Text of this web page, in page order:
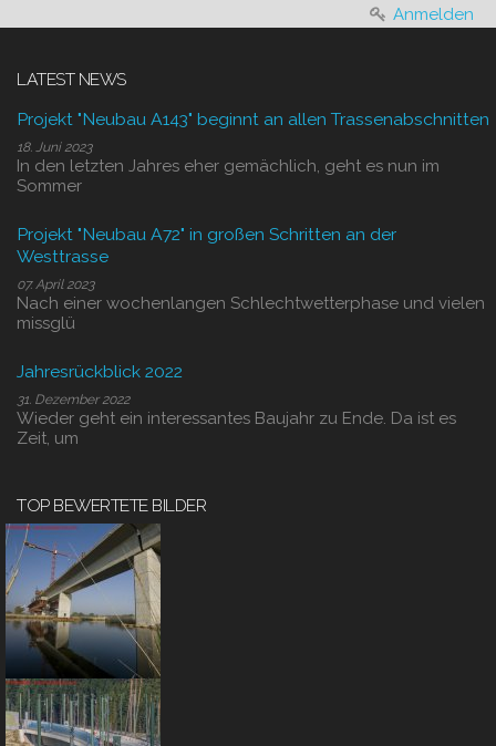
Anmelden
LATEST NEWS
Projekt "Neubau A143" beginnt an allen Trassenabschnitten
18. Juni 2023
In den letzten Jahres eher gemächlich, geht es nun im
Sommer
Projekt "Neubau A72" in großen Schritten an der
Westtrasse
07. April 2023
Nach einer wochenlangen Schlechtwetterphase und vielen
missglü
Jahresrückblick 2022
31. Dezember 2022
Wieder geht ein interessantes Baujahr zu Ende. Da ist es
Zeit, um
TOP BEWERTETE BILDER